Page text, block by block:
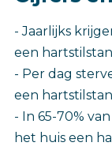
- Jaarlijks
een
- Per dag
een
- In 65-70%
het huis een